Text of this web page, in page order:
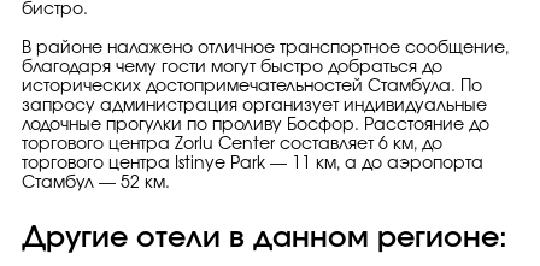
бистро.
В районе налажено отличное транспортное сообщение,
благодаря чему гости могут быстро добраться до
исторических достопримечательностей Стамбула. По
запросу администрация организует индивидуальные
лодочные прогулки по проливу Босфор. Расстояние до
торгового центра Zorlu Center составляет 6 км, до
торгового центра Istinye Park — 11 км, а до аэропорта
Стамбул — 52 км.
Другие отели в данном регионе: